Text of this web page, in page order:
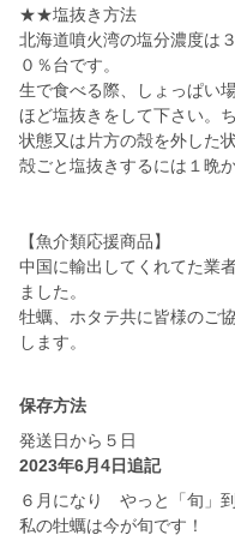
★★塩抜き方法
北海道噴火湾の塩分濃度は
０％台です。
生で食べる際、しょっぱい
ほど塩抜きをして下さい。
状態又は片方の殻を外した
殻ごと塩抜きするには１晩
【魚介類応援商品】
中国に輸出してくれてた業
ました。
牡蠣、ホタテ共に皆様のご
します。
保存方法
発送日から５日
2023年6月4日追記
６月になり やっと「旬」到
私の牡蠣は今が旬です！